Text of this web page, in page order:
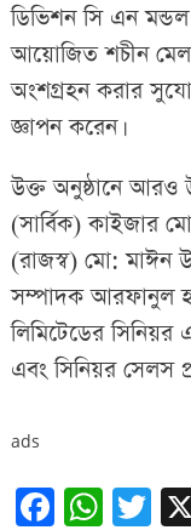
ডিভিশন সি এন
আয়োজিত শচীন
অংশগ্রহন করার
জ্ঞাপন করেন।
উক্ত অনুষ্ঠানে আরও
(সার্বিক) কাইজার
(রাজস্ব) মো: মাঈন
সম্পাদক আরফানুল
লিমিটেডের
এবং সিনিয়র সেলস
ads